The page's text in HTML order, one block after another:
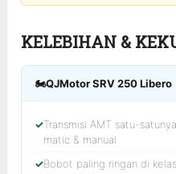
KELEBIHAN &
🏍️QJMotor SRV 250 Libero
Transmisi AMT satu-
matic & manual
Bobot paling ringan di